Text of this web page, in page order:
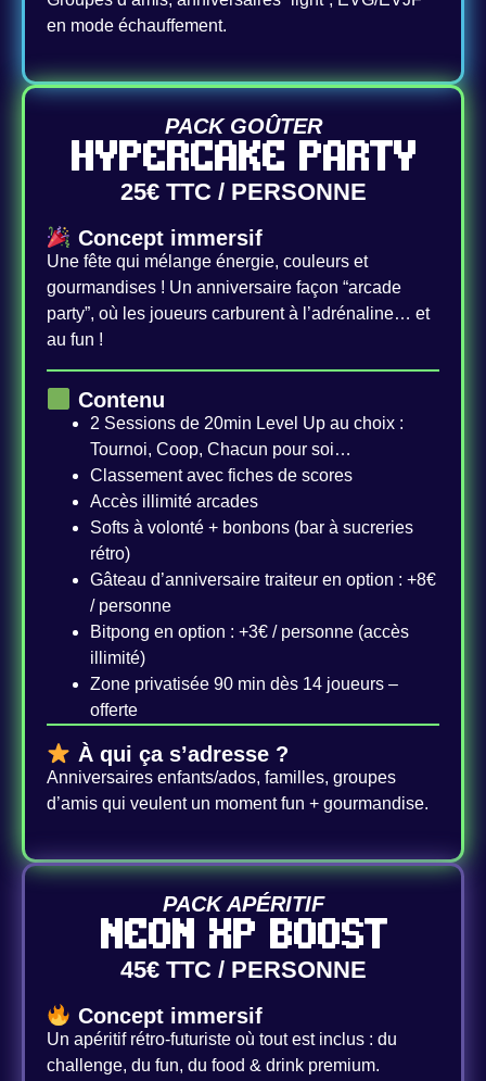
en mode échauffement.
PACK GOÛTER
HYPERCAKE PARTY
25€ TTC / PERSONNE
Concept immersif
Une fête qui mélange énergie, couleurs et
gourmandises ! Un anniversaire façon “arcade
party”, où les joueurs carburent à l’adrénaline… et
au fun !
Contenu
2 Sessions de 20min Level Up au choix :
Tournoi, Coop, Chacun pour soi…
Classement avec fiches de scores
Accès illimité arcades
Softs à volonté + bonbons (bar à sucreries
rétro)
Gâteau d’anniversaire traiteur en option : +8€
/ personne
Bitpong en option : +3€ / personne (accès
illimité)
Zone privatisée 90 min dès 14 joueurs –
offerte
À qui ça s’adresse ?
Anniversaires enfants/ados, familles, groupes
d’amis qui veulent un moment fun + gourmandise.
PACK APÉRITIF
NEON XP BOOST
45€ TTC / PERSONNE
Concept immersif
Un apéritif rétro-futuriste où tout est inclus : du
challenge, du fun, du food & drink premium.